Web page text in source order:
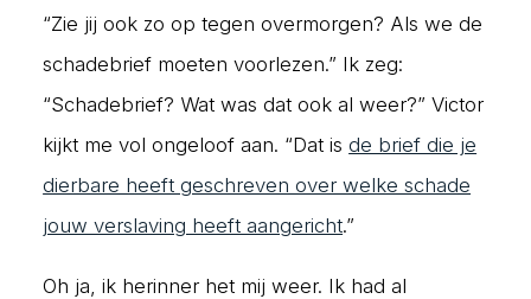
“Zie jij ook zo op tegen overmorgen? Als we de
schadebrief moeten voorlezen.” Ik zeg:
“Schadebrief? Wat was dat ook al weer?” Victor
kijkt me vol ongeloof aan. “Dat isde brief die je
dierbare heeft geschreven over welke schade
jouw verslaving heeft aangericht.”
Oh ja, ik herinner het mij weer. Ik had al